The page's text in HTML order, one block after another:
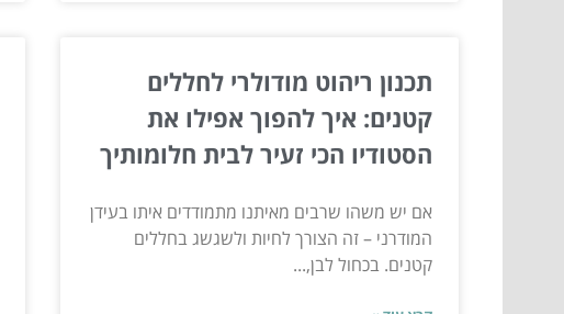
תכנון ריהוט מודולרי לחללים
קטנים: איך להפוך אפילו את
הסטודיו הכי זעיר לבית חלומותיך
אם יש משהו שרבים מאיתנו מתמודדים איתו בעידן
המודרני – זה הצורך לחיות ולשגשג בחללים
קטנים. בכחול לבן,...